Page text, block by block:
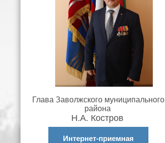
Глава Заволжского муниципального
района
Н.А. Костров
Интернет-приемная